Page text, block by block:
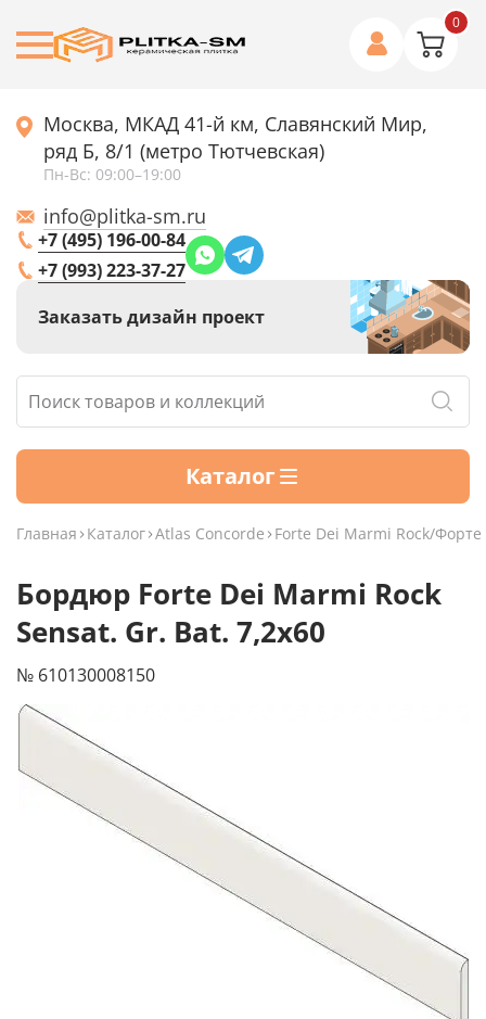
0
Москва, МКАД 41-й км, Славянский Мир,
ряд Б, 8/1 (метро Тютчевская)
Пн-Вс: 09:00–19:00
info@plitka-sm.ru
+7 (495) 196-00-84
+7 (993) 223-37-27
Заказать дизайн проект
Каталог
Главная Каталог Atlas Concorde Forte Dei Marmi Rock/
Бордюр Forte Dei Marmi Rock
Sensat. Gr. Bat. 7,2x60
№ 610130008150